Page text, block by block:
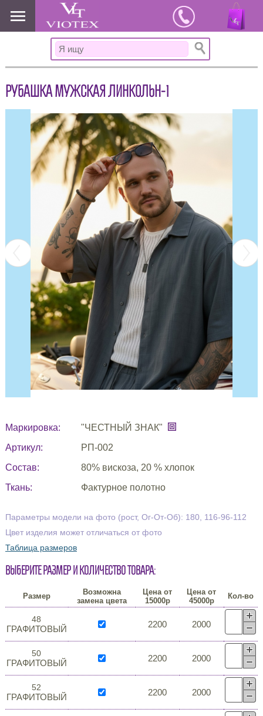
www.viotex37.ru
РУБАШКА МУЖСКАЯ ЛИНКОЛЬН-1
Маркировка:
"ЧЕСТНЫЙ ЗНАК"
Артикул:
РП-002
Состав:
80% вискоза, 20 % хлопок
Ткань:
Фактурное полотно
Параметры модели на фото (рост, Ог-От-Об): 180, 116-96-112
Цвет изделия может отличаться от фото
Таблица размеров
Выберите размер и количество товара:
Размер
Возможна
замена цвета
Цена от
15000р
Цена от
45000р
Кол-во
48
ГРАФИТОВЫЙ 2200 2000
50
ГРАФИТОВЫЙ 2200 2000
52
ГРАФИТОВЫЙ 2200 2000